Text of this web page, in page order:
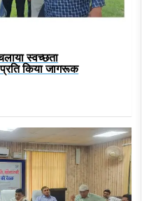
स्वच्छता
किया जागरूक